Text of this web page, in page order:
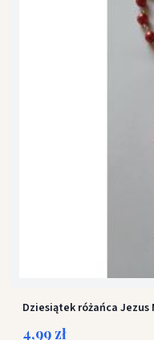
Dziesiątek różańca Jezus
4,99 zł